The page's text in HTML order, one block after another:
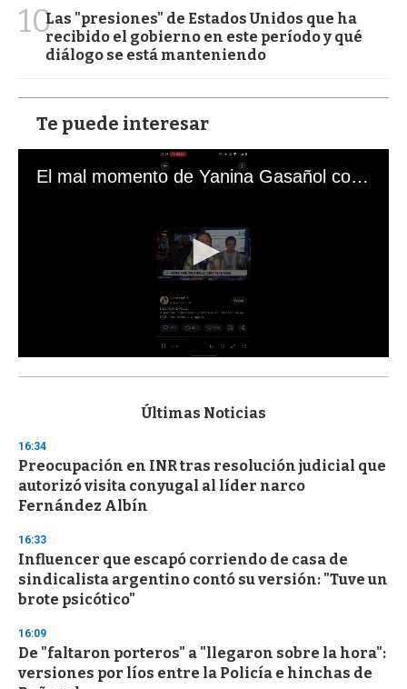
10Las "presiones" de Estados Unidos que ha
recibido el gobierno en este período y qué
diálogo se está manteniendo
Te puede interesar
El mal momento de Yanina Gasañol con un hincha argentino en "Subrayado"
s
d
s
o
f
3
s
e
c
o
n
Últimas Noticias
16:34
Preocupación en INR tras resolución judicial que
autorizó visita conyugal al líder narco
Fernández Albín
16:33
Influencer que escapó corriendo de casa de
sindicalista argentino contó su versión: "Tuve un
brote psicótico"
16:09
De "faltaron porteros" a "llegaron sobre la hora":
versiones por líos entre la Policía e hinchas de